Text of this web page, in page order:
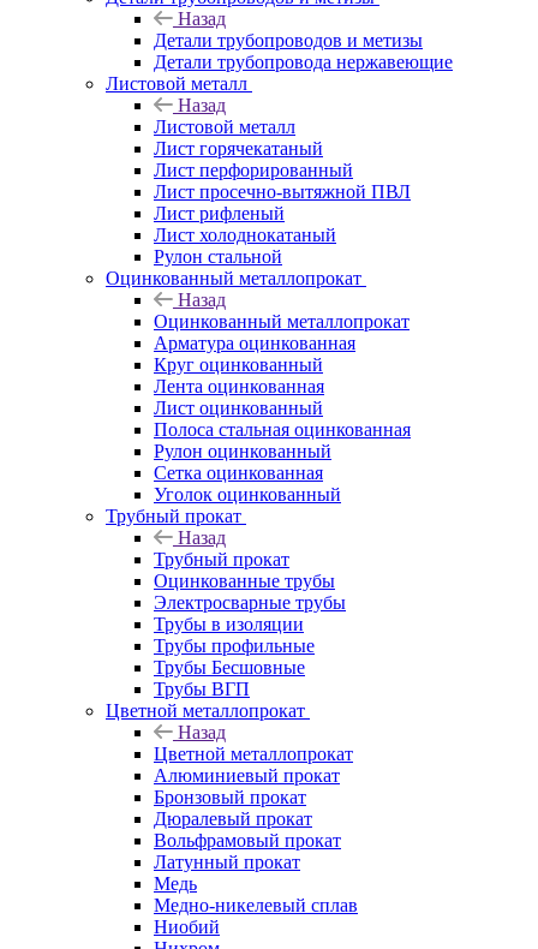
Назад
Детали трубопроводов и метизы
Детали трубопровода нержавеющие
Листовой металл
Назад
Листовой металл
Лист горячекатаный
Лист перфорированный
Лист просечно-вытяжной ПВЛ
Лист рифленый
Лист холоднокатаный
Рулон стальной
Оцинкованный металлопрокат
Назад
Оцинкованный металлопрокат
Арматура оцинкованная
Круг оцинкованный
Лента оцинкованная
Лист оцинкованный
Полоса стальная оцинкованная
Рулон оцинкованный
Сетка оцинкованная
Уголок оцинкованный
Трубный прокат
Назад
Трубный прокат
Оцинкованные трубы
Электросварные трубы
Трубы в изоляции
Трубы профильные
Трубы Бесшовные
Трубы ВГП
Цветной металлопрокат
Назад
Цветной металлопрокат
Алюминиевый прокат
Бронзовый прокат
Дюралевый прокат
Вольфрамовый прокат
Латунный прокат
Медь
Медно-никелевый сплав
Ниобий